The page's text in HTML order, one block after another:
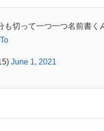
も切って一つ一つ名前書く
June 1, 2021